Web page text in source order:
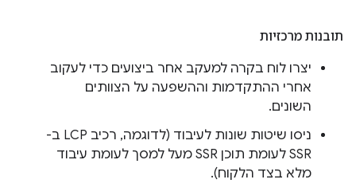
תובנות מרכזיות
יצרו לוח בקרה למעקב אחר ביצועים כדי לעקוב
אחרי ההתקדמות וההשפעה על הצוותים
השונים.
ניסו שיטות שונות לעיבוד (לדוגמה, רכיב LCP ב-
SSR לעומת תוכן SSR מעל למסך לעומת עיבוד
מלא בצד הלקוח).